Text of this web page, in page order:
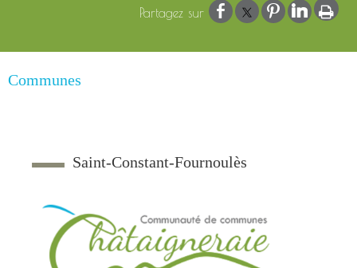
Communes
Saint-Constant-Fournoulès